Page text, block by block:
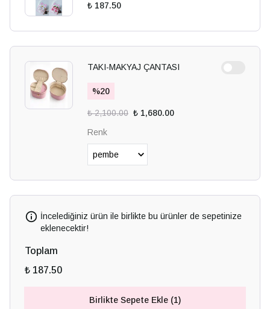
₺ 187.50
TAKI-MAKYAJ ÇANTASI
%20
₺ 2,100.00 ₺ 1,680.00
Renk
İncelediğiniz ürün ile birlikte bu ürünler de sepetinize
eklenecektir!
Toplam
₺ 187.50
Birlikte Sepete Ekle (1)